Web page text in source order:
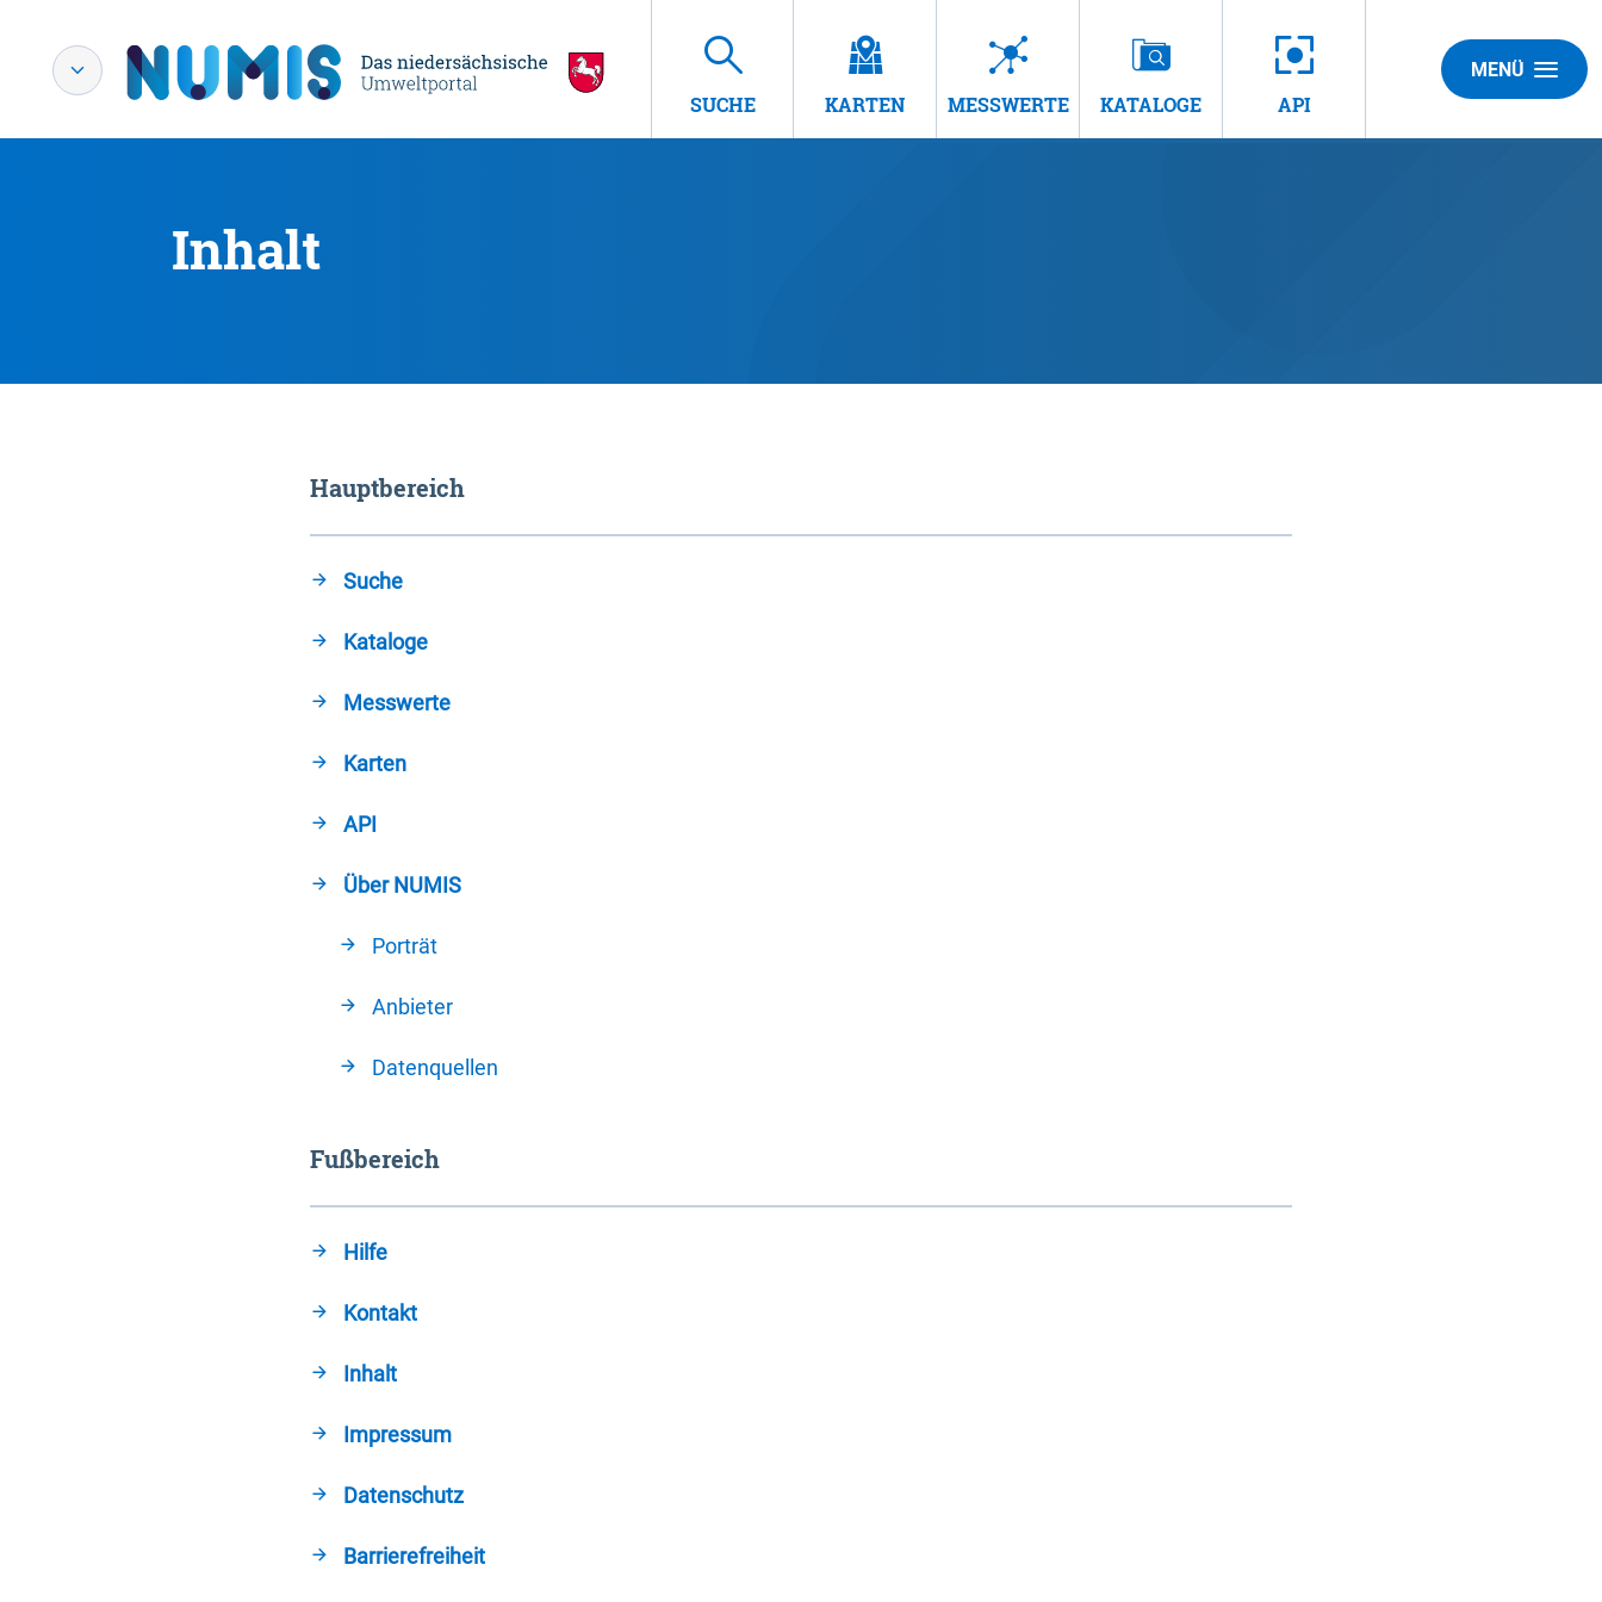
SUCHE KARTEN MESSWERTE KATALOGE API
MENÜ
Inhalt
Hauptbereich
Suche
Kataloge
Messwerte
Karten
API
Über NUMIS
Porträt
Anbieter
Datenquellen
Fußbereich
Hilfe
Kontakt
Inhalt
Impressum
Datenschutz
Barrierefreiheit